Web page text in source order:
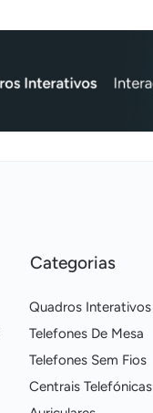
Categorias
Quadros Interativos
Telefones De Mesa
Telefones Sem Fios
Centrais Telefónicas